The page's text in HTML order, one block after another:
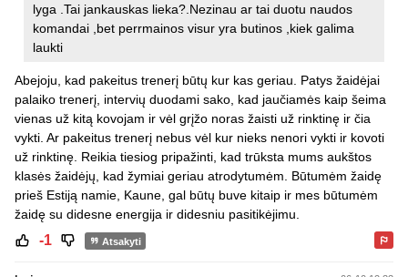
lyga .Tai jankauskas lieka?.Nezinau ar tai duotu naudos
komandai ,bet perrmainos visur yra butinos ,kiek galima
laukti
Abejoju, kad pakeitus trenerį būtų kur kas geriau. Patys žaidėjai
palaiko trenerį, intervių duodami sako, kad jaučiamės kaip šeima
vienas už kitą kovojam ir vėl grįžo noras žaisti už rinktinę ir čia
vykti. Ar pakeitus trenerį nebus vėl kur nieks nenori vykti ir kovoti
už rinktinę. Reikia tiesiog pripažinti, kad trūksta mums aukštos
klasės žaidėjų, kad žymiai geriau atrodytumėm. Būtumėm žaidę
prieš Estiją namie, Kaune, gal būtų buve kitaip ir mes būtumėm
žaidę su didesne energija ir didesniu pasitikėjimu.
-1 Atsakyti